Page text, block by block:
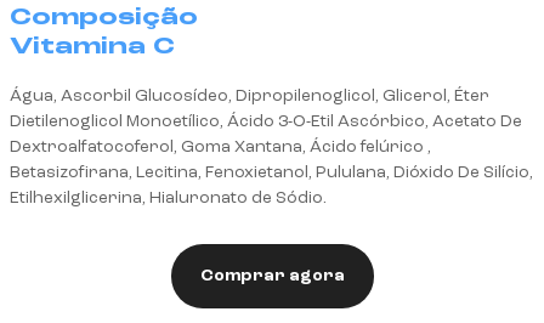
Frete grátis consulte regras
Composição
Vitamina C
Água, Ascorbil Glucosídeo, Dipropilenoglicol, Glicerol, Éter
Dietilenoglicol Monoetílico, Ácido 3-O-Etil Ascórbico, Acetato De
Dextroalfatocoferol, Goma Xantana, Ácido felúrico ,
Betasizofirana, Lecitina, Fenoxietanol, Pululana, Dióxido De Silício,
Etilhexilglicerina, Hialuronato de Sódio.
Comprar agora